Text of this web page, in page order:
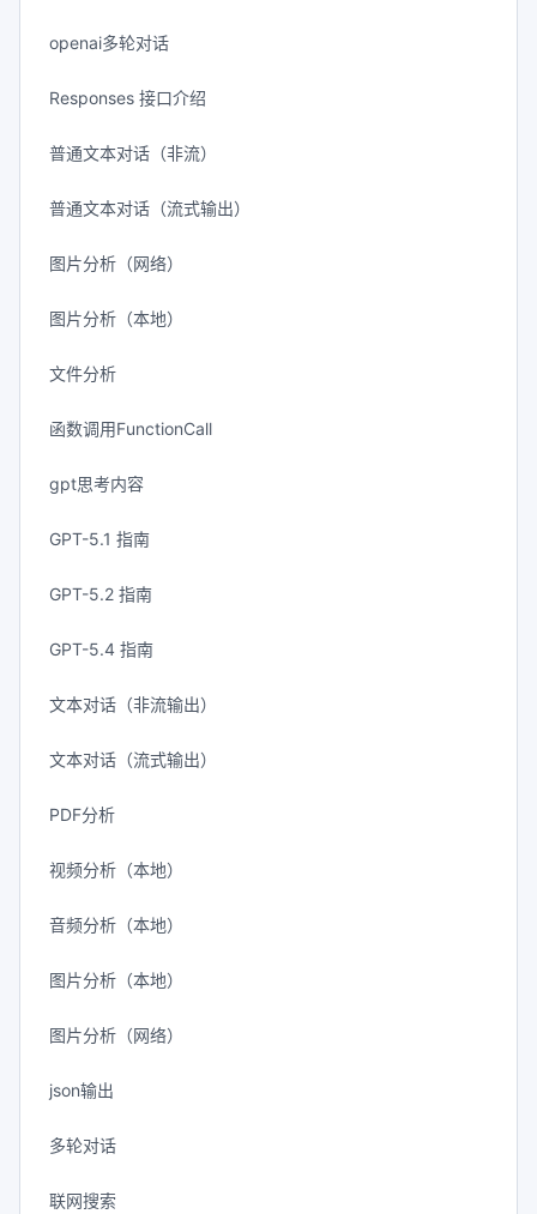
openai多轮对话
Responses 接口介绍
普通文本对话（非流）
普通文本对话（流式输出）
图片分析（网络）
图片分析（本地）
文件分析
函数调用FunctionCall
gpt思考内容
GPT-5.1 指南
GPT-5.2 指南
GPT-5.4 指南
文本对话（非流输出）
文本对话（流式输出）
PDF分析
视频分析（本地）
音频分析（本地）
图片分析（本地）
图片分析（网络）
json输出
多轮对话
联网搜索